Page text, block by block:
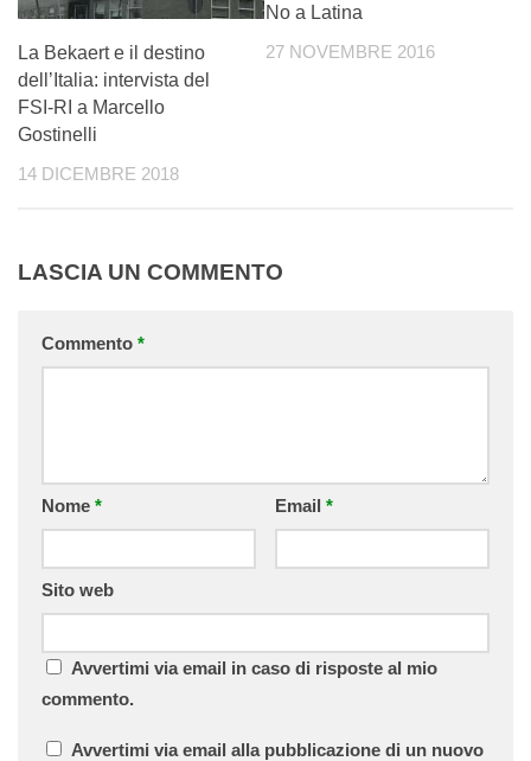
La Bekaert e il destino
dell’Italia: intervista del
FSI-RI a Marcello
Gostinelli
14 DICEMBRE 2018
No a Latina
27 NOVEMBRE 2016
LASCIA UN COMMENTO
Commento *
Nome * Email *
Sito web
Avvertimi via email in caso di risposte al mio
commento.
Avvertimi via email alla pubblicazione di un nuovo